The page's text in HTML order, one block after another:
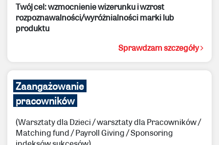
Twój cel: wzmocnienie wizerunku i wzrost
rozpoznawalności/wyróżnialności marki lub
produktu
Sprawdzam szczegóły
Zaangażowanie
pracowników
(Warsztaty dla Dzieci / warsztaty dla Pracowników /
Matching fund / Payroll Giving / Sponsoring